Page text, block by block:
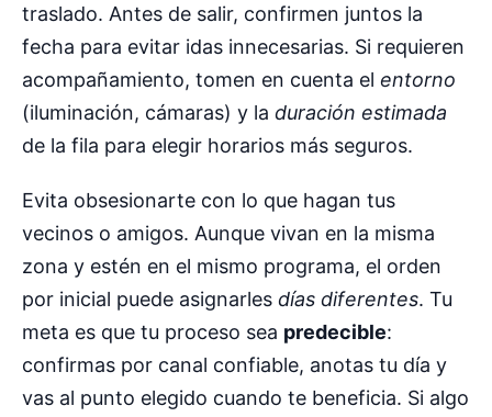
traslado. Antes de salir, confirmen juntos la
fecha para evitar idas innecesarias. Si requieren
acompañamiento, tomen en cuenta el entorno
(iluminación, cámaras) y la duración estimada
de la fila para elegir horarios más seguros.
Evita obsesionarte con lo que hagan tus
vecinos o amigos. Aunque vivan en la misma
zona y estén en el mismo programa, el orden
por inicial puede asignarles días diferentes. Tu
meta es que tu proceso sea predecible:
confirmas por canal confiable, anotas tu día y
vas al punto elegido cuando te beneficia. Si algo